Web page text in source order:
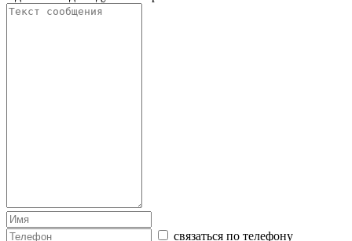
связаться по телефону